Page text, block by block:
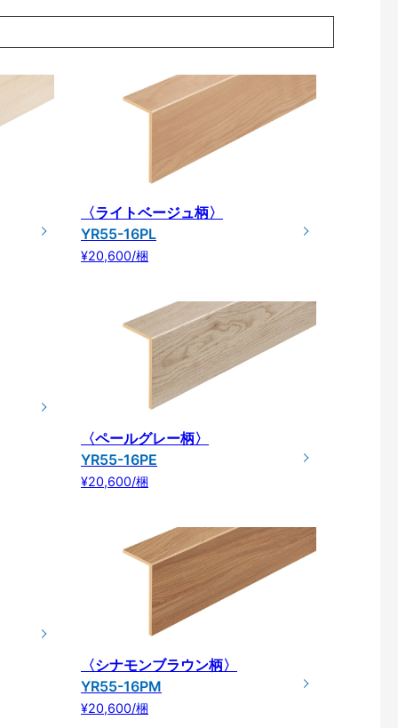
〈ライトベージュ柄〉
YR55-16PL
¥20,600/梱
〈ペールグレー柄〉
YR55-16PE
¥20,600/梱
〈シナモンブラウン柄〉
YR55-16PM
¥20,600/梱